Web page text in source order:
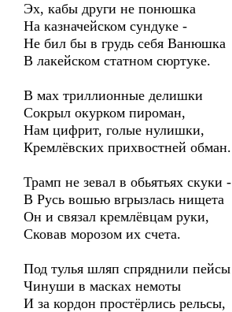
Эх, кабы други не понюшка
На казначейском сундуке -
Не бил бы в грудь себя Ванюшка
В лакейском статном сюртуке.
В мах триллионные делишки
Сокрыл окурком пироман,
Нам цифрит, голые нулишки,
Кремлёвских прихвостней обман.
Трамп не зевал в обьятьях скуки -
В Русь вошью вгрызлась нищета
Он и связал кремлёвцам руки,
Сковав морозом их счета.
Под тулья шляп спряднили пейсы
Чинуши в масках немоты
И за кордон простёрлись рельсы,